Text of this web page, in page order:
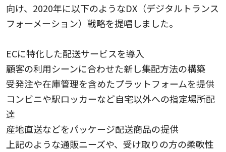
向け、2020年に以下のようなDX（デジタルトランス
フォーメーション）戦略を提唱しました。
ECに特化した配送サービスを導入
顧客の利用シーンに合わせた新し集配方法の構築
受発注や在庫管理を含めたプラットフォームを提供
コンビニや駅ロッカーなど自宅以外への指定場所配
達
産地直送などをパッケージ配送商品の提供
上記のような通販ニーズや、受け取りの方の柔軟性